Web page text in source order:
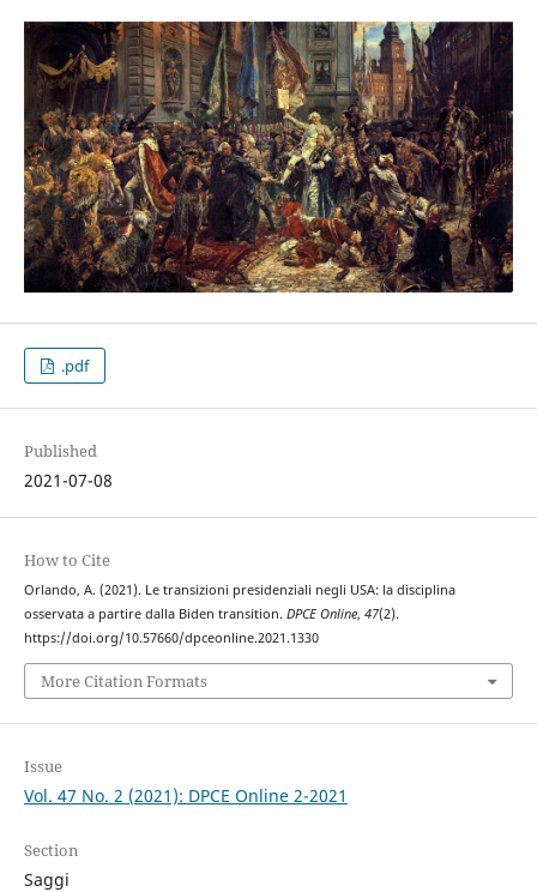
.pdf
Published
2021-07-08
How to Cite
Orlando, A. (2021). Le transizioni presidenziali negli USA: la disciplina
osservata a partire dalla Biden transition. DPCE Online, 47(2).
https://doi.org/10.57660/dpceonline.2021.1330
More Citation Formats
Issue
Vol. 47 No. 2 (2021): DPCE Online 2-2021
Section
Saggi